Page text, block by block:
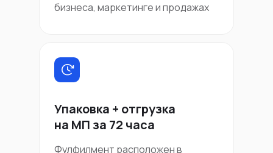
бизнеса, маркетинге и продажах
Упаковка + отгрузка
на МП за 72 часа
Фулфилмент расположен в